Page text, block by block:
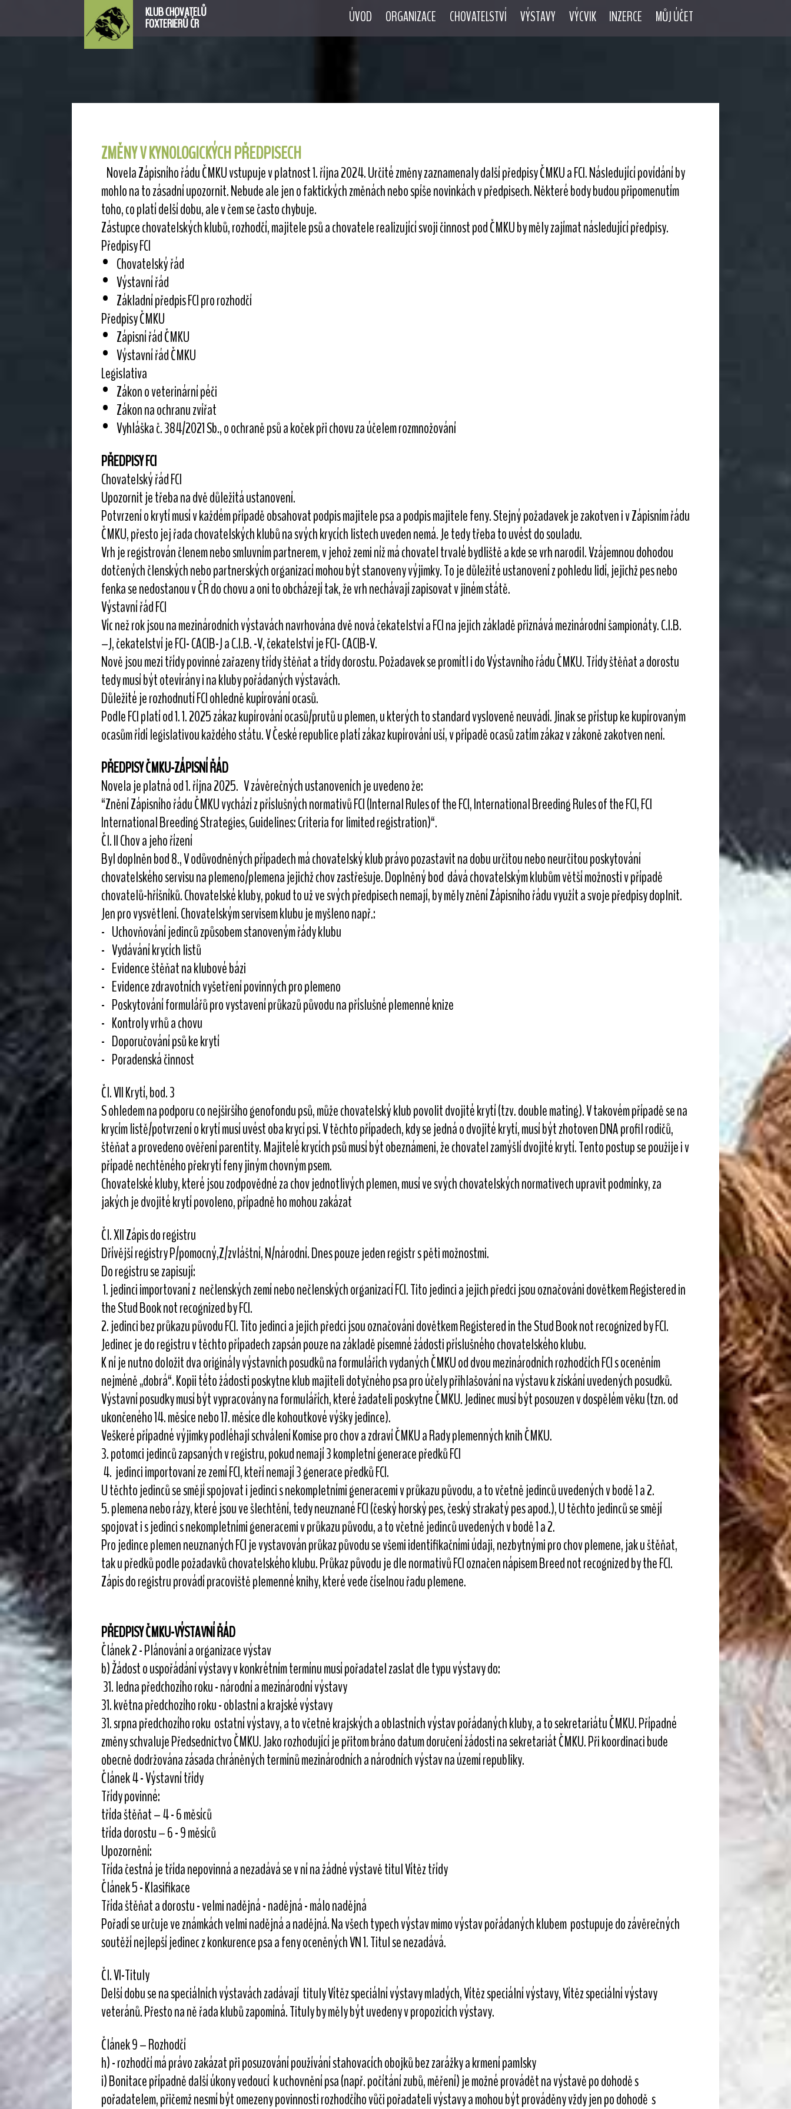
KLUB CHOVATELŮ
FOXTERIÉRŮ ČR ÚVOD ORGANIZACE CHOVATELSTVÍ VÝSTAVY VÝCVIK INZERCE MŮJ ÚČET
ZMĚNY V KYNOLOGICKÝCH PŘEDPISECH
Novela Zápisního řádu ČMKU vstupuje v platnost 1. října 2024. Určité změny zaznamenaly další předpisy ČMKU a FCI. Následující povídání by
mohlo na to zásadní upozornit. Nebude ale jen o faktických změnách nebo spíše novinkách v předpisech. Některé body budou připomenutím
toho, co platí delší dobu, ale v čem se často chybuje.
Zástupce chovatelských klubů, rozhodčí, majitele psů a chovatele realizující svoji činnost pod ČMKU by měly zajímat následující předpisy.
Předpisy FCI
• Chovatelský řád
• Výstavní řád
• Základní předpis FCI pro rozhodčí
Předpisy ČMKU
• Zápisní řád ČMKU
• Výstavní řád ČMKU
Legislativa
• Zákon o veterinární péči
• Zákon na ochranu zvířat
• Vyhláška č. 384/2021 Sb., o ochraně psů a koček při chovu za účelem rozmnožování
PŘEDPISY FCI
Chovatelský řád FCI
Upozornit je třeba na dvě důležitá ustanovení.
Potvrzení o krytí musí v každém případě obsahovat podpis majitele psa a podpis majitele feny. Stejný požadavek je zakotven i v Zápisním řádu
ČMKU, přesto jej řada chovatelských klubů na svých krycích listech uveden nemá. Je tedy třeba to uvést do souladu.
Vrh je registrován členem nebo smluvním partnerem, v jehož zemi níž má chovatel trvalé bydliště a kde se vrh narodil. Vzájemnou dohodou
dotčených členských nebo partnerských organizací mohou být stanoveny výjimky. To je důležité ustanovení z pohledu lidí, jejichž pes nebo
fenka se nedostanou v ČR do chovu a oni to obcházejí tak, že vrh nechávají zapisovat v jiném státě.
Výstavní řád FCI
Víc než rok jsou na mezinárodních výstavách navrhována dvě nová čekatelství a FCI na jejich základě přiznává mezinárodní šampionáty. C.I.B.
–J, čekatelství je FCI- CACIB-J a C.I.B. -V, čekatelství je FCI- CACIB-V.
Nově jsou mezi třídy povinné zařazeny třídy štěňat a třídy dorostu. Požadavek se promítl i do Výstavního řádu ČMKU. Třídy štěňat a dorostu
tedy musí být otevírány i na kluby pořádaných výstavách.
Důležité je rozhodnutí FCI ohledně kupírování ocasů.
Podle FCI platí od 1. 1. 2025 zákaz kupírování ocasů/prutů u plemen, u kterých to standard vysloveně neuvádí. Jinak se přístup ke kupírovaným
ocasům řídí legislativou každého státu. V České republice platí zákaz kupírování uší, v případě ocasů zatím zákaz v zákoně zakotven není.
PŘEDPISY ČMKU-ZÁPISNÍ ŘÁD
Novela je platná od 1. října 2025. V závěrečných ustanoveních je uvedeno že:
“Znění Zápisního řádu ČMKU vychází z příslušných normativů FCI (Internal Rules of the FCI, International Breeding Rules of the FCI, FCI
International Breeding Strategies, Guidelines: Criteria for limited registration)“.
Čl. II Chov a jeho řízení
Byl doplněn bod 8., V odůvodněných případech má chovatelský klub právo pozastavit na dobu určitou nebo neurčitou poskytování
chovatelského servisu na plemeno/plemena jejichž chov zastřešuje. Doplněný bod dává chovatelským klubům větší možnosti v případě
chovatelů-hříšníků. Chovatelské kluby, pokud to už ve svých předpisech nemají, by měly znění Zápisního řádu využít a svoje předpisy doplnit.
Jen pro vysvětlení. Chovatelským servisem klubu je myšleno např.:
- Uchovňování jedinců způsobem stanoveným řády klubu
- Vydávání krycích listů
- Evidence štěňat na klubové bázi
- Evidence zdravotních vyšetření povinných pro plemeno
- Poskytování formulářů pro vystavení průkazů původu na příslušné plemenné knize
- Kontroly vrhů a chovu
- Doporučování psů ke krytí
- Poradenská činnost
Čl. VII Krytí, bod. 3
S ohledem na podporu co nejširšího genofondu psů, může chovatelský klub povolit dvojité krytí (tzv. double mating). V takovém případě se na
krycím listě/potvrzení o krytí musí uvést oba krycí psi. V těchto případech, kdy se jedná o dvojité krytí, musí být zhotoven DNA profil rodičů,
štěňat a provedeno ověření parentity. Majitelé krycích psů musí být obeznámeni, že chovatel zamýšlí dvojité krytí. Tento postup se použije i v
případě nechtěného překrytí feny jiným chovným psem.
Chovatelské kluby, které jsou zodpovědné za chov jednotlivých plemen, musí ve svých chovatelských normativech upravit podmínky, za
jakých je dvojité krytí povoleno, případně ho mohou zakázat
Čl. XII Zápis do registru
Dřívější registry P/pomocný,Z/zvláštní, N/národní. Dnes pouze jeden registr s pěti možnostmi.
Do registru se zapisují:
1. jedinci importovaní z nečlenských zemí nebo nečlenských organizací FCI. Tito jedinci a jejich předci jsou označováni dovětkem Registered in
the Stud Book not recognized by FCI.
2. jedinci bez průkazu původu FCI. Tito jedinci a jejich předci jsou označováni dovětkem Registered in the Stud Book not recognized by FCI.
Jedinec je do registru v těchto případech zapsán pouze na základě písemné žádosti příslušného chovatelského klubu.
K ní je nutno doložit dva originály výstavních posudků na formulářích vydaných ČMKU od dvou mezinárodních rozhodčích FCI s oceněním
nejméně „dobrá“. Kopii této žádosti poskytne klub majiteli dotyčného psa pro účely přihlašování na výstavu k získání uvedených posudků.
Výstavní posudky musí být vypracovány na formulářích, které žadateli poskytne ČMKU. Jedinec musí být posouzen v dospělém věku (tzn. od
ukončeného 14. měsíce nebo 17. měsíce dle kohoutkové výšky jedince).
Veškeré případné výjimky podléhají schválení Komise pro chov a zdraví ČMKU a Rady plemenných knih ČMKU.
3. potomci jedinců zapsaných v registru, pokud nemají 3 kompletní generace předků FCI
4. jedinci importovaní ze zemí FCI, kteří nemají 3 generace předků FCI.
U těchto jedinců se smějí spojovat i jedinci s nekompletními generacemi v průkazu původu, a to včetně jedinců uvedených v bodě 1 a 2.
5. plemena nebo rázy, které jsou ve šlechtění, tedy neuznané FCI (český horský pes, český strakatý pes apod.), U těchto jedinců se smějí
spojovat i s jedinci s nekompletními generacemi v průkazu původu, a to včetně jedinců uvedených v bodě 1 a 2.
Pro jedince plemen neuznaných FCI je vystavován průkaz původu se všemi identifikačními údaji, nezbytnými pro chov plemene, jak u štěňat,
tak u předků podle požadavků chovatelského klubu. Průkaz původu je dle normativů FCI označen nápisem Breed not recognized by the FCI.
Zápis do registru provádí pracoviště plemenné knihy, které vede číselnou řadu plemene.
PŘEDPISY ČMKU-VÝSTAVNÍ ŘÁD
Článek 2 - Plánování a organizace výstav
b) Žádost o uspořádání výstavy v konkrétním termínu musí pořadatel zaslat dle typu výstavy do:
31. ledna předchozího roku - národní a mezinárodní výstavy
31. května předchozího roku - oblastní a krajské výstavy
31. srpna předchozího roku ostatní výstavy, a to včetně krajských a oblastních výstav pořádaných kluby, a to sekretariátu ČMKU. Případné
změny schvaluje Předsednictvo ČMKU. Jako rozhodující je přitom bráno datum doručení žádosti na sekretariát ČMKU. Při koordinaci bude
obecně dodržována zásada chráněných termínů mezinárodních a národních výstav na území republiky.
Článek 4 - Výstavní třídy
Třídy povinné:
třída štěňat – 4 - 6 měsíců
třída dorostu – 6 - 9 měsíců
Upozornění:
Třída čestná je třída nepovinná a nezadává se v ní na žádné výstavě titul Vítěz třídy
Článek 5 - Klasifikace
Třída štěňat a dorostu - velmi nadějná - nadějná - málo nadějná
Pořadí se určuje ve známkách velmi nadějná a nadějná. Na všech typech výstav mimo výstav pořádaných klubem postupuje do závěrečných
soutěží nejlepší jedinec z konkurence psa a feny oceněných VN 1. Titul se nezadává.
Čl. VI-Tituly
Delší dobu se na speciálních výstavách zadávají tituly Vítěz speciální výstavy mladých, Vítěz speciální výstavy, Vítěz speciální výstavy
veteránů. Přesto na ně řada klubů zapomíná. Tituly by měly být uvedeny v propozicích výstavy.
Článek 9 – Rozhodčí
h) - rozhodčí má právo zakázat při posuzování používání stahovacích obojků bez zarážky a krmení pamlsky
i) Bonitace případně další úkony vedoucí k uchovnění psa (např. počítání zubů, měření) je možné provádět na výstavě po dohodě s
pořadatelem, přičemž nesmí být omezeny povinnosti rozhodčího vůči pořadateli výstavy a mohou být prováděny vždy jen po dohodě s